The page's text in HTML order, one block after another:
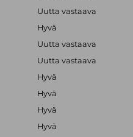
Uutta vastaava
Hyvä
Uutta vastaava
Uutta vastaava
Hyvä
Hyvä
Hyvä
Hyvä